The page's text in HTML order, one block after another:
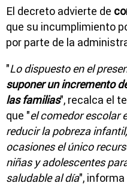
El decreto advierte de
que su incumplimiento
por parte de la
"Lo dispuesto en el
suponer un incremento
las familias", recalca el
que "el comedor escolar
reducir la pobreza
ocasiones el único
niñas y adolescentes
saludable al día", informa